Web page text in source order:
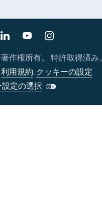
作権所有。 特許取得済み
利用規約. クッキーの設定
定の選択